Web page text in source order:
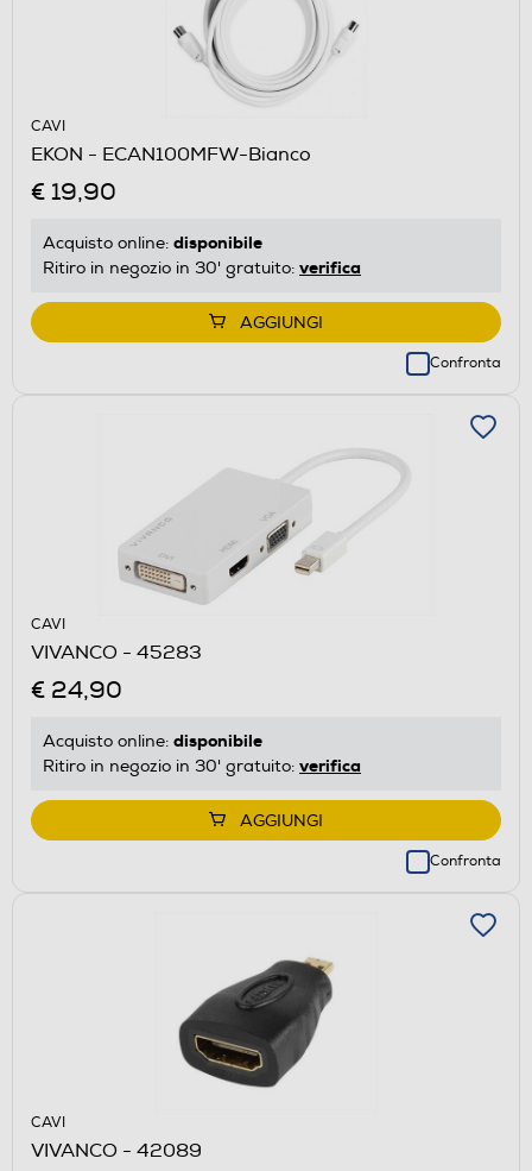
CAVI
EKON - ECAN100MFW-Bianco
€ 19,90
Acquisto online: disponibile
Ritiro in negozio in 30' gratuito: verifica
AGGIUNGI
Confronta
CAVI
VIVANCO - 45283
€ 24,90
Acquisto online: disponibile
Ritiro in negozio in 30' gratuito: verifica
AGGIUNGI
Confronta
CAVI
VIVANCO - 42089